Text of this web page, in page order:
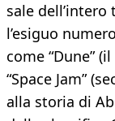
sale
l’esiguo
come “Dune”
“Space Jam”
alla storia di